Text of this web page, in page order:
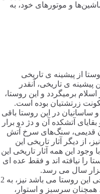
و موتورهای خود، به
از پیشینه ی تاریخی
ی تاریخی، آنقدر
برمیگردد و این روستا،
زرتشتیان بوده است.
و ساسانیان در این روستا باقی
آتشکده آن و دژ دو برار
قدیمی، سنگ‌های سرخ آتش
از دیگر آثار تاریخی این
این همه آثار تاریخی این
را نیافته اند و فقط عده ای
عمر درخت سماگاد که یکی از آثار تاریخی این روستا می باشد نیز، به 2
همچنان سرسبز و استوار،